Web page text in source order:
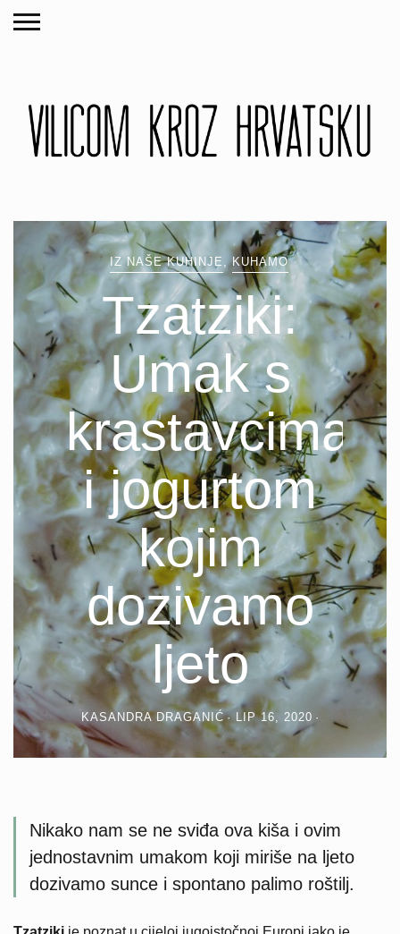
IZ NAŠE KUHINJE ,KUHAMO
Tzatziki:
Umak s
krastavcima
i jogurtom
kojim
dozivamo
ljeto
KASANDRA DRAGANIĆ LIP 16, 2020
Nikako nam se ne sviđa ova kiša i ovim
jednostavnim umakom koji miriše na ljeto
dozivamo sunce i spontano palimo roštilj.